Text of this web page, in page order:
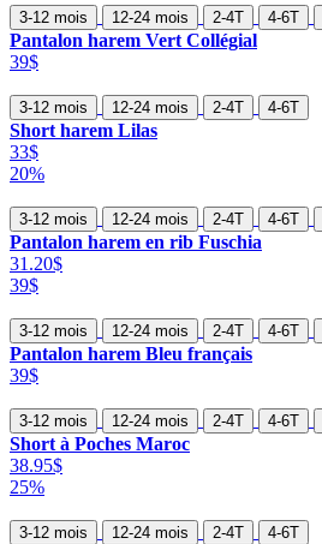
3-12 mois 12-24 mois 2-4T 4-6T
Pantalon harem Vert Collégial
39$
3-12 mois 12-24 mois 2-4T 4-6T
Short harem Lilas
33$
20%
3-12 mois 12-24 mois 2-4T 4-6T
Pantalon harem en rib Fuschia
31.20$
39$
3-12 mois 12-24 mois 2-4T 4-6T
Pantalon harem Bleu français
39$
3-12 mois 12-24 mois 2-4T 4-6T
Short à Poches Maroc
38.95$
25%
3-12 mois 12-24 mois 2-4T 4-6T